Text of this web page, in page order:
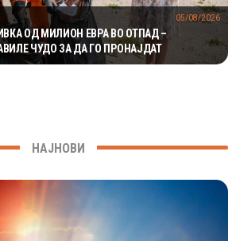
ОД МИЛИОН ЕВРА ВО ОТПАД –
ЧУДО ЗА ДА ГО ПРОНАЈДАТ
05/08/2026
НАЈНОВИ